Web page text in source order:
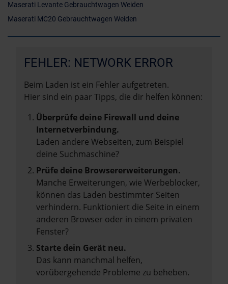
Maserati Levante Gebrauchtwagen Weiden
Maserati MC20 Gebrauchtwagen Weiden
FEHLER: NETWORK ERROR
Beim Laden ist ein Fehler aufgetreten.
Hier sind ein paar Tipps, die dir helfen können:
Überprüfe deine Firewall und deine
Internetverbindung.
Laden andere Webseiten, zum Beispiel
deine Suchmaschine?
Prüfe deine Browsererweiterungen.
Manche Erweiterungen, wie Werbeblocker,
können das Laden bestimmter Seiten
verhindern. Funktioniert die Seite in einem
anderen Browser oder in einem privaten
Fenster?
Starte dein Gerät neu.
Das kann manchmal helfen,
vorübergehende Probleme zu beheben.